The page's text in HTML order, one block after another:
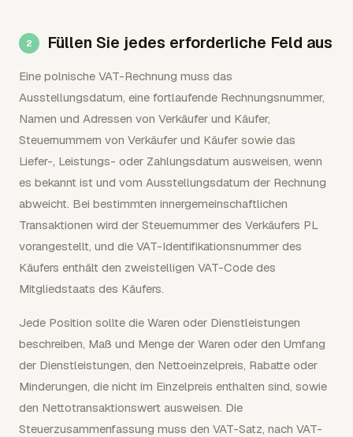
Füllen Sie jedes erforderliche Feld aus
Eine polnische VAT-Rechnung muss das
Ausstellungsdatum, eine fortlaufende Rechnungsnummer,
Namen und Adressen von Verkäufer und Käufer,
Steuernummern von Verkäufer und Käufer sowie das
Liefer-, Leistungs- oder Zahlungsdatum ausweisen, wenn
es bekannt ist und vom Ausstellungsdatum der Rechnung
abweicht. Bei bestimmten innergemeinschaftlichen
Transaktionen wird der Steuernummer des Verkäufers PL
vorangestellt, und die VAT-Identifikationsnummer des
Käufers enthält den zweistelligen VAT-Code des
Mitgliedstaats des Käufers.
Jede Position sollte die Waren oder Dienstleistungen
beschreiben, Maß und Menge der Waren oder den Umfang
der Dienstleistungen, den Nettoeinzelpreis, Rabatte oder
Minderungen, die nicht im Einzelpreis enthalten sind, sowie
den Nettotransaktionswert ausweisen. Die
Steuerzusammenfassung muss den VAT-Satz, nach VAT-